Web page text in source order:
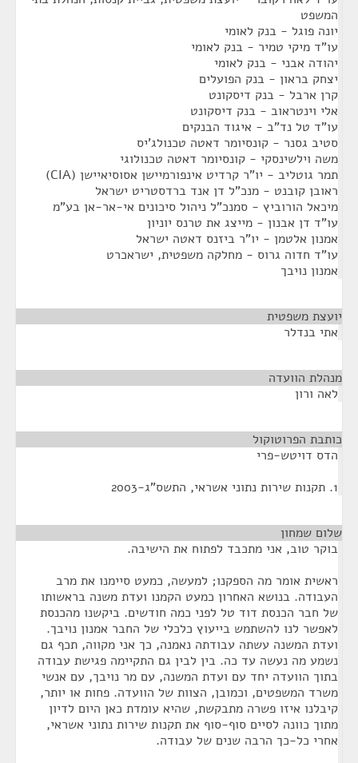
המשפט
יונה פוגל - בנק לאומי
עו"ד מיקי טמיר - בנק לאומי
יהודה אבני - בנק לאומי
יצחק בראון - בנק הפועלים
קרן ארבל - בנק דיסקונט
אלי וינטראוב - בנק דיסקונט
עו"ד טל נד"ב - איגוד הבנקים
סטיב גסנר - קונסיומר דאטה טכנולג'יס
משה וילשינסקי - קונסיומר דאטה טכנולוגי
תמר גוטליב - יו"ר קרדיט אינפורמיישן אסוסיאיישן (CIA)
ראובן קובנט - מנכ"ל דן אנד ברדסטריט ישראל
מיכאל הורוביץ - סמנכ"ל ניהול סיכונים אי-אר-אן בע"מ
עו"ד דן אבנון - מייצג את טרנס יוניון
אמנון אלטמן - יו"ר ביזנס דאטה ישראל
עו"ד חדוה גרוס - מחלקה משפטית, ישראכרט
אמנון נויבך
יועצת משפטית
אתי בנדלר
מנהלת הוועדה
לאה ורון
כותבת הפרוטוקול
הדס דויטש-פרי
1. תקנות שירות נתוני אשראי, התשס"ג-2003
שלום שמחון
בוקר טוב, אני מתכבד לפתוח את הישיבה.
ראשית אומר מה הספקנו; למעשה, כמעט סיימנו את מרב
העבודה. בנושא האחרון כמעט הקמנו ועדת משנה בראשותו
של חבר הכנסת דוד טל לפני כמה חודשים. ביקשנו מהכנסת
לאפשר לנו להשתמש בייעוץ כלכלי של החבר אמנון נויבך.
ועדת המשנה עשתה עבודתה נאמנה, כך אני מקווה, תכף גם
נשמע מה נעשה עד כה. בין לבין גם התקיימה פגישת עבודה
בתוך הוועדה יחד עם ועדת המשנה, עם מר נויבך, עם אנשי
משרד המשפטים, וכמובן, הצוות של הוועדה. פחות או יותר,
קיבלנו איזו פשרה מתבקשת, שהיא עומדת כאן היום לדיון
מתוך כוונה לסיים סוף-סוף את תקנות שירות נתוני אשראי,
אחרי כל-כך הרבה שנים של עבודה.